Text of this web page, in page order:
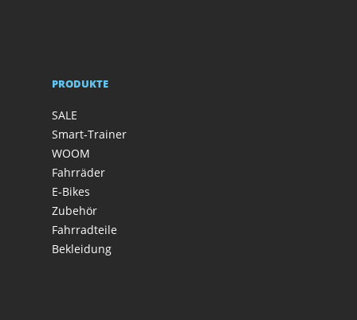
PRODUKTE
SALE
Smart-Trainer
WOOM
Fahrräder
E-Bikes
Zubehör
Fahrradteile
Bekleidung